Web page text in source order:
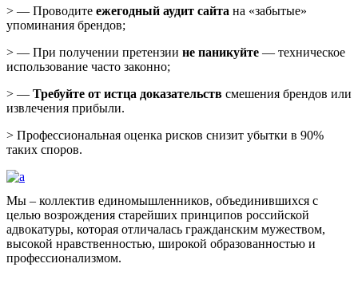
> — Проводите ежегодный аудит сайта на «забытые»
упоминания брендов;
> — При получении претензии не паникуйте — техническое
использование часто законно;
> — Требуйте от истца доказательств смешения брендов или
извлечения прибыли.
> Профессиональная оценка рисков снизит убытки в 90%
таких споров.
Мы – коллектив единомышленников, объединившихся с
целью возрождения старейших принципов российской
адвокатуры, которая отличалась гражданским мужеством,
высокой нравственностью, широкой образованностью и
профессионализмом.